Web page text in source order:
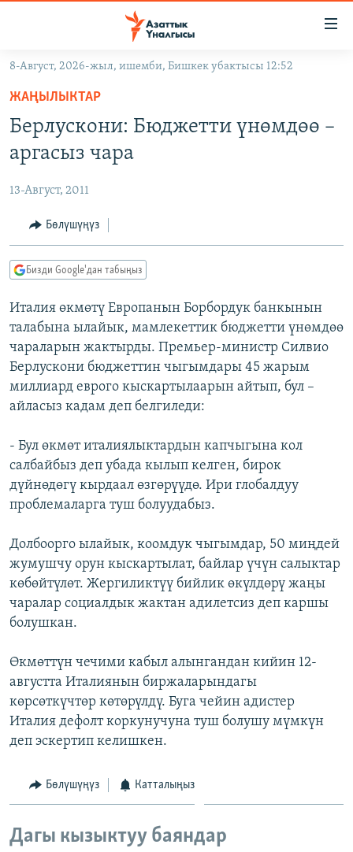
Навигацияга
өтүңүз
Издөөгө
салыңызКЫРГЫЗСТАН
ЭКОНОМИКА
МАДАНИЯТ
ДҮЙНӨ
БОРБОР АЗИЯ
УКРАИНА
АТАЙЫН ИЛИКТӨӨ
ТВ ПРОГРАММАЛАР
ЭКСПЕРТТЕР ТАЛДАЙТ
БИЗ ЖАНА ДҮЙНӨ
ЭЖЕ-СИҢДИЛЕР
АЗАТТЫК+
ӨЗГӨЧӨ ПИКИР
Русский
ОНЛАЙН ШЕРИНЕ
ЭЕ/АРнун бардык сайттары
8-Август, 2026-жыл, ишемби, Бишкек убактысы 12:52
ЖАҢЫЛЫКТАР
Берлускони: Бюджетти үнөмдөө –
аргасыз чара
13-Август, 2011
Бөлүшүңүз
Бизди Google'дан табыңыз
Италия өкмөтү Европанын Борбордук банкынын
талабына ылайык, мамлекеттик бюджетти үнөмдөө
чараларын жактырды. Премьер-министр Силвио
Берлускони бюджеттин чыгымдары 45 жарым
миллиард еврого кыскартылаарын айтып, бул –
айласыз кадам деп белгиледи:
- Бул өкмөт италиялыктардын капчыгына кол
салбайбыз деп убада кылып келген, бирок
дүйнөдөгү кырдаал өзгөрүүдө. Ири глобалдуу
проблемаларга туш болуудабыз.
Долбоорго ылайык, коомдук чыгымдар, 50 миңдей
жумушчу орун кыскартылат, байлар үчүн салыктар
көбөйтүлөт. Жергиликтүү бийлик өкүлдөрү жаңы
чаралар социалдык жактан адилетсиз деп каршы
болушкан.
Өкмөттүн чечими кабыл алынгандан кийин 12-
августта Италиянын биржаларындагы
көрсөткүчтөр көтөрүлдү. Буга чейин адистер
Италия дефолт коркунучуна туш болушу мүмкүн
деп эскертип келишкен.
Бөлүшүңүз Катталыңыз
Дагы кызыктуу баяндар